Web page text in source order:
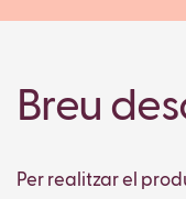
Breu
Per realitzar el